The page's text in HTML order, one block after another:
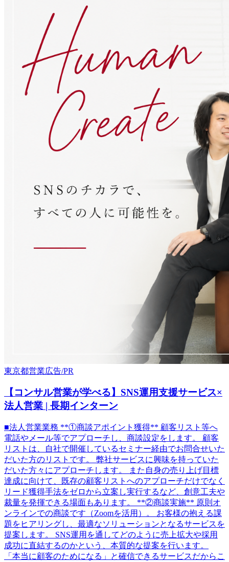
東京都営業広告/PR
【コンサル営業が学べる】SNS運用支援サービス×
法人営業 | 長期インターン
■法人営業業務 **①商談アポイント獲得** 顧客リスト等へ
電話やメール等でアプローチし、商談設定をします。 顧客
リストは、自社で開催しているセミナー経由でお問合せいた
だいた方のリストです。 弊社サービスに興味を持っていた
だいた方々にアプローチします。 また自身の売り上げ目標
達成に向けて、既存の顧客リストへのアプローチだけでなく
リード獲得手法をゼロから立案し実行するなど、創意工夫や
裁量を発揮できる場面もあります。 **②商談実施** 原則オ
ンラインでの商談です（Zoomを活用）。 お客様の抱える課
題をヒアリングし、最適なソリューションとなるサービスを
提案します。 SNS運用を通してどのように売上拡大や採用
成功に直結するのかという、本質的な提案を行います。
「本当に顧客のためになる」と確信できるサービスだからこ